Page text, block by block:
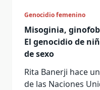
Genocidio femenino
Misoginia,
El genocidio de
de sexo
Rita Banerji hace
de las Naciones